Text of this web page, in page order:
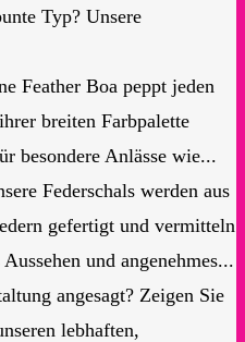
Typ? Unsere
Feather Boa peppt jeden
breiten Farbpalette
besondere Anlässe wie...
Federschals werden aus
gefertigt und vermitteln
und angenehmes...
angesagt? Zeigen Sie
lebhaften,